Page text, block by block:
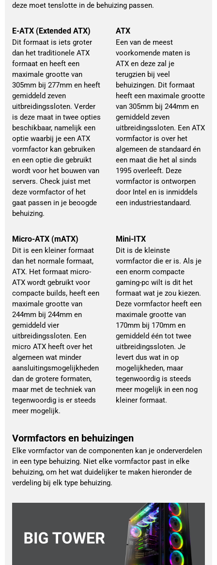
deze moet tenslotte in de behuizing passen.
E-ATX (Extended ATX)
Dit formaat is iets groter
dan het traditionele ATX
formaat en heeft een
maximale grootte van
305mm bij 277mm en heeft
gemiddeld zeven
uitbreidingssloten. Verder
is deze maat in twee opties
beschikbaar, namelijk een
optie waarbij je een ATX
vormfactor kan gebruiken
en een optie die gebruikt
wordt voor het bouwen van
servers. Check juist met
deze vormfactor of het
gaat passen in je beoogde
behuizing.
ATX
Een van de meest
voorkomende maten is
ATX en deze zal je
terugzien bij veel
behuizingen. Dit formaat
heeft een maximale grootte
van 305mm bij 244mm en
gemiddeld zeven
uitbreidingssloten. Een ATX
vormfactor is over het
algemeen de standaard én
een maat die het al sinds
1995 overleeft. Deze
vormfactor is ontworpen
door Intel en is inmiddels
een industriestandaard.
Micro-ATX (mATX)
Dit is een kleiner formaat
dan het normale formaat,
ATX. Het formaat micro-
ATX wordt gebruikt voor
compacte builds, heeft een
maximale grootte van
244mm bij 244mm en
gemiddeld vier
uitbreidingssloten. Een
micro ATX heeft over het
algemeen wat minder
aansluitingsmogelijkheden
dan de grotere formaten,
maar met de techniek van
tegenwoordig is er steeds
meer mogelijk.
Mini-ITX
Dit is de kleinste
vormfactor die er is. Als je
een enorm compacte
gaming-pc wilt is dit het
formaat wat je zou kiezen.
Deze vormfactor heeft een
maximale grootte van
170mm bij 170mm en
gemiddeld één tot twee
uitbreidingssloten. Je
levert dus wat in op
mogelijkheden, maar
tegenwoordig is steeds
meer mogelijk in een nog
kleiner formaat.
Vormfactors en behuizingen
Elke vormfactor van de componenten kan je onderverdelen
in een type behuizing. Niet elke vormfactor past in elke
behuizing, om het wat duidelijker te maken hieronder de
verdeling bij elk type behuizing.